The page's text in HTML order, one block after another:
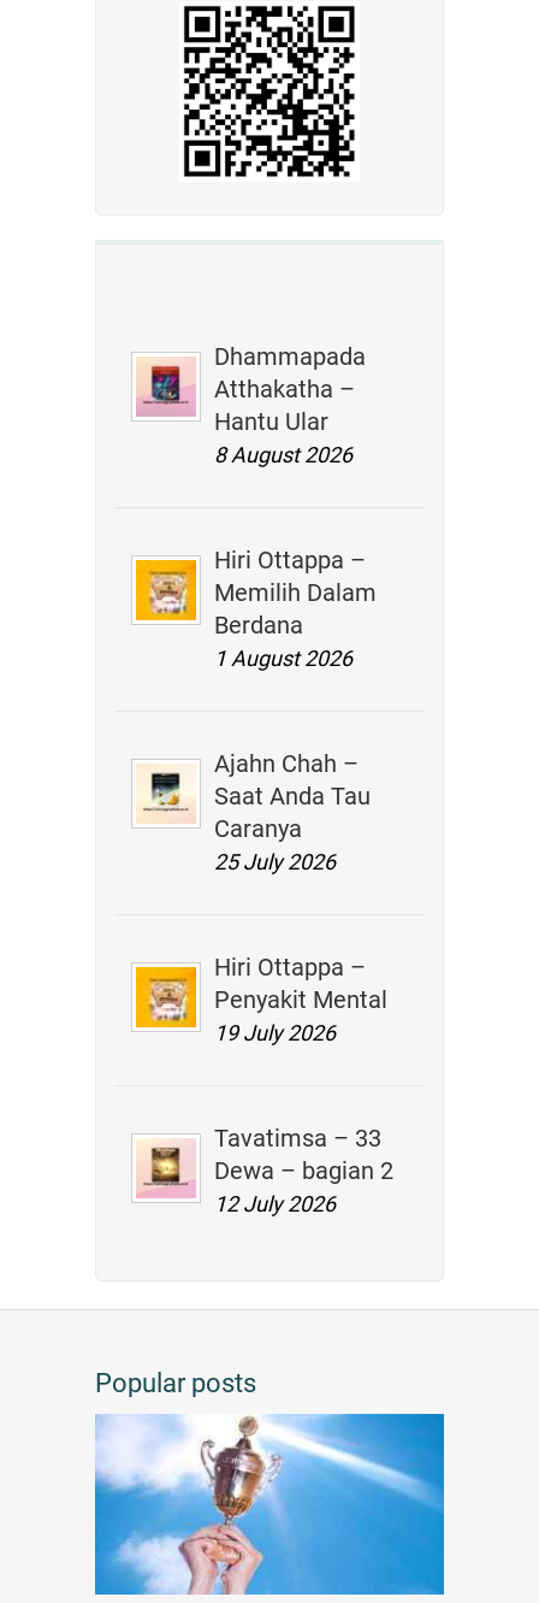
Dhammapada
Atthakatha –
Hantu Ular
8 August 2026
Hiri Ottappa –
Memilih Dalam
Berdana
1 August 2026
Ajahn Chah –
Saat Anda Tau
Caranya
25 July 2026
Hiri Ottappa –
Penyakit Mental
19 July 2026
Tavatimsa – 33
Dewa – bagian 2
12 July 2026
Popular posts